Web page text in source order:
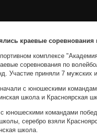
краевые соревнования
комплексе
соревнования по
Участие приняли 7 мужских
с юношескими
школа и Красноярская
с юношескими командами
серебро взяли
школа.